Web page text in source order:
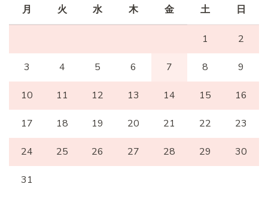
月 火 水 木 金 土 日
1 2
3 4 5 6 7 8 9
10 11 12 13 14 15 16
17 18 19 20 21 22 23
24 25 26 27 28 29 30
31